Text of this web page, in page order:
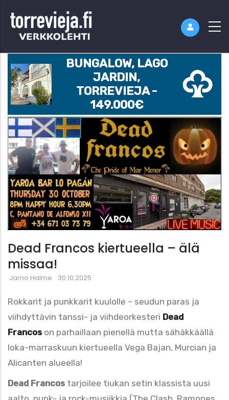
BUNGALOW, LAGO
JARDIN,
TORREVIEJA -
149.000€
Dead Francos kiertueella – älä
missaa!
Jarno Halme 30.10.2025
Rokkarit ja punkkarit kuulolle – seudun paras ja
viihdyttävin tanssi- ja viihdeorkesteri Dead
Francos on parhaillaan pienellä mutta sähäkkäällä
loka-marraskuun kiertueella Vega Bajan, Murcian ja
Alicanten alueella!
Dead Francos tarjoilee tiukan setin klassista uusi